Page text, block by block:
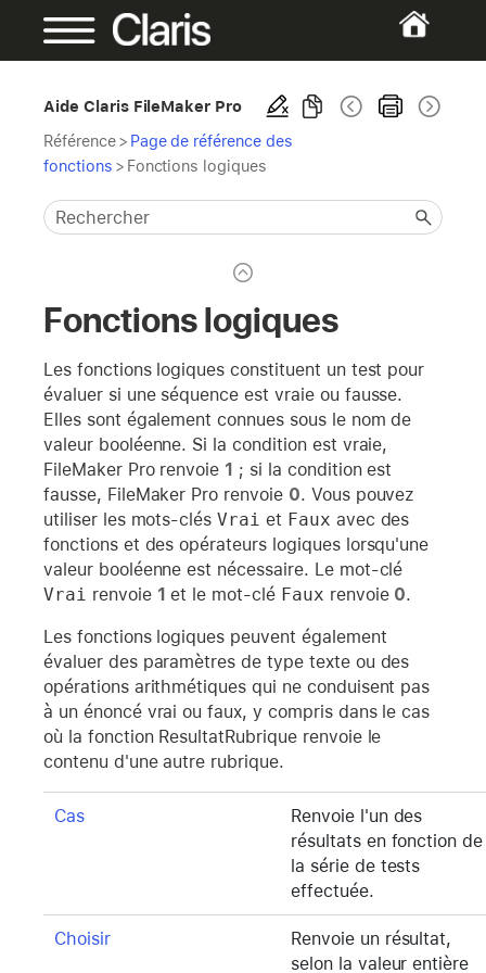
Aide Claris FileMaker Pro
Référence> Page de référence des
fonctions > Fonctions logiques
Fonctions logiques
Les fonctions logiques constituent un test pour
évaluer si une séquence est vraie ou fausse.
Elles sont également connues sous le nom de
valeur booléenne. Si la condition est vraie,
FileMaker Pro renvoie 1 ; si la condition est
fausse, FileMaker Pro renvoie 0. Vous pouvez
utiliser les mots-clésVrai et Faux avec des
fonctions et des opérateurs logiques lorsqu'une
valeur booléenne est nécessaire. Le mot-clé
Vrai renvoie 1 et le mot-clé Faux renvoie 0.
Les fonctions logiques peuvent également
évaluer des paramètres de type texte ou des
opérations arithmétiques qui ne conduisent pas
à un énoncé vrai ou faux, y compris dans le cas
où la fonction ResultatRubrique renvoie le
contenu d'une autre rubrique.
Cas
Renvoie l'un des
résultats en fonction de
la série de tests
effectuée.
Choisir
Renvoie un résultat,
selon la valeur entière